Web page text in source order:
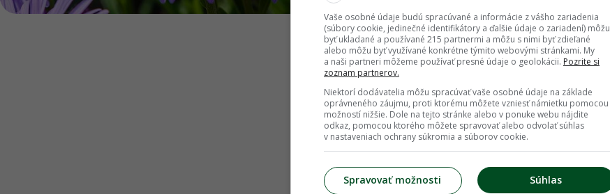
Vaše osobné údaje budú spracúvané a informácie z vášho zariadenia
(súbory cookie, jedinečné identifikátory a ďalšie údaje o zariadení) môžu
byť ukladané a používané 215 partnermi a môžu s nimi byť zdieľané
alebo môžu byť využívané konkrétne týmito webovými stránkami. My
a naši partneri môžeme používať presné údaje o geolokácii. Pozrite si
zoznam partnerov.
Niektorí dodávatelia môžu spracúvať vaše osobné údaje na základe
oprávneného záujmu, proti ktorému môžete vzniesť námietku pomocou
možností nižšie. Dole na tejto stránke alebo v ponuke webu nájdite
odkaz, pomocou ktorého môžete spravovať alebo odvolať súhlas
v nastaveniach ochrany súkromia a súborov cookie.
Súhlas
Spravovať možnosti